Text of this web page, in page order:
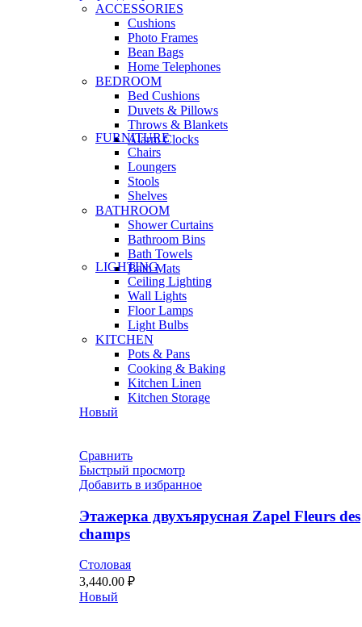
ACCESSORIES
Cushions
Photo Frames
Bean Bags
Home Telephones
BEDROOM
Bed Cushions
Duvets & Pillows
Throws & Blankets
Alarm Clocks
FURNITURE
Chairs
Loungers
Stools
Shelves
BATHROOM
Shower Curtains
Bathroom Bins
Bath Towels
Bath Mats
LIGHTING
Ceiling Lighting
Wall Lights
Floor Lamps
Light Bulbs
KITCHEN
Pots & Pans
Cooking & Baking
Kitchen Linen
Kitchen Storage
Новый
Сравнить
Быстрый просмотр
Добавить в избранное
Этажерка двухъярусная Zapel Fleurs des
champs
Столовая
3,440.00 ₽
Новый